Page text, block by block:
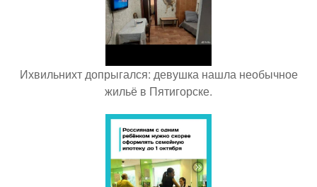
Ихвильнихт допрыгался: девушка нашла необычное
жильё в Пятигорске.